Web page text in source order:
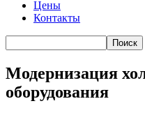
Цены
Контакты
Модернизация
оборудования